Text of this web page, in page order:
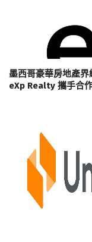
墨西哥豪華房地產
eXp Realty 攜手合